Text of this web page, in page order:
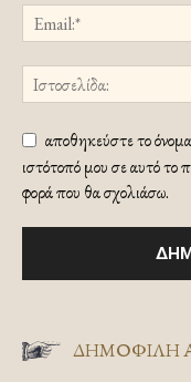
αποθηκεύστε το
ιστότοπό μου σε αυτό το
φορά που θα σχολιάσω.
ΔΗΜΟΦΙΛΗ